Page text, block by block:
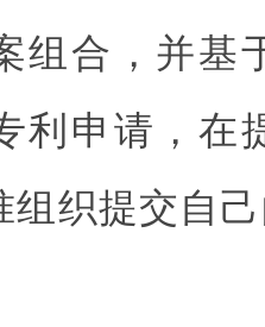
组合，并基
利申请，在
组织提交自